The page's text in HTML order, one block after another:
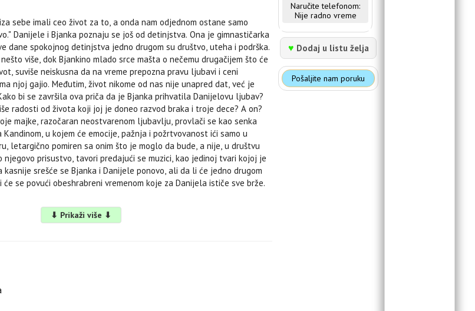
sebe imali ceo život za to, a onda nam odjednom ostane samo
Danijele i Bjanka poznaju se još od detinjstva. Ona je gimnastičarka
dane spokojnog detinjstva jedno drugom su društvo, uteha i podrška.
više, dok Bjankino mlado srce mašta o nečemu drugačijem što će
suviše neiskusna da na vreme prepozna pravu ljubavi i ceni
njoj gajio. Međutim, život nikome od nas nije unapred dat, već je
bi se završila ova priča da je Bjanka prihvatila Danijelovu ljubav?
radosti od života koji joj je doneo razvod braka i troje dece? A on?
majke, razočaran neostvarenom ljubavlju, provlači se kao senka
u kojem će emocije, pažnja i požrtvovanost ići samo u
letargično pomiren sa onim što je moglo da bude, a nije, u društvu
njegovo prisustvo, tavori predajući se muzici, kao jedinoj tvari kojoj je
srešće se Bjanka i Danijele ponovo, ali da li će jedno drugom
se povući obeshrabreni vremenom koje za Danijela ističe sve brže.
⬇ Prikaži više ⬇
Naručite telefonom:
Nije radno vreme
♥ Dodaj u listu želja
Pošaljite nam poruku